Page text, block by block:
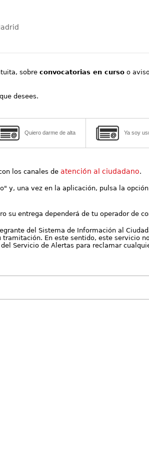
sobreconvocatorias en curso o
desees.
Quiero darme de alta Ya soy
los canales deatención al ciudadano.
y, una vez en la aplicación, pulsa la
su entrega dependerá de tu operador de
del Sistema de Información al
En este sentido, este servicio
Servicio de Alertas para reclamar